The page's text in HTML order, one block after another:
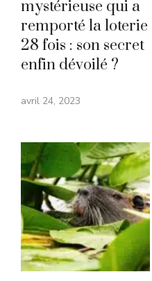
mystérieuse qui a
remporté la loterie
28 fois : son secret
enfin dévoilé ?
avril 24, 2023